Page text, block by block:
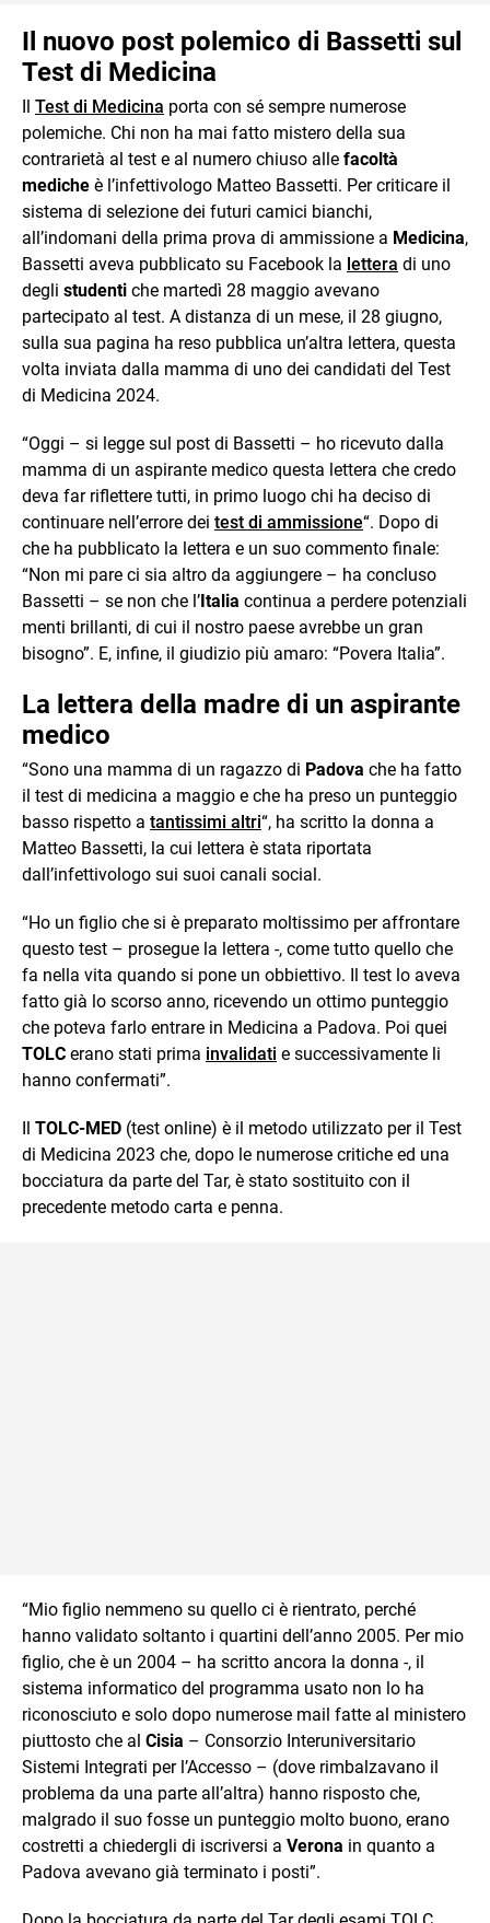
Il nuovo post polemico di Bassetti sul
Test di Medicina
Il Test di Medicina porta con sé sempre numerose
polemiche. Chi non ha mai fatto mistero della sua
contrarietà al test e al numero chiuso alle facoltà
mediche è l’infettivologo Matteo Bassetti. Per criticare il
sistema di selezione dei futuri camici bianchi,
all’indomani della prima prova di ammissione a Medicina,
Bassetti aveva pubblicato su Facebook la lettera di uno
degli studenti che martedì 28 maggio avevano
partecipato al test. A distanza di un mese, il 28 giugno,
sulla sua pagina ha reso pubblica un’altra lettera, questa
volta inviata dalla mamma di uno dei candidati del Test
di Medicina 2024.
“Oggi – si legge sul post di Bassetti – ho ricevuto dalla
mamma di un aspirante medico questa lettera che credo
deva far riflettere tutti, in primo luogo chi ha deciso di
continuare nell’errore dei test di ammissione“. Dopo di
che ha pubblicato la lettera e un suo commento finale:
“Non mi pare ci sia altro da aggiungere – ha concluso
Bassetti – se non che l’Italia continua a perdere potenziali
menti brillanti, di cui il nostro paese avrebbe un gran
bisogno”. E, infine, il giudizio più amaro: “Povera Italia”.
La lettera della madre di un aspirante
medico
“Sono una mamma di un ragazzo di Padova che ha fatto
il test di medicina a maggio e che ha preso un punteggio
basso rispetto a tantissimi altri“, ha scritto la donna a
Matteo Bassetti, la cui lettera è stata riportata
dall’infettivologo sui suoi canali social.
“Ho un figlio che si è preparato moltissimo per affrontare
questo test – prosegue la lettera -, come tutto quello che
fa nella vita quando si pone un obbiettivo. Il test lo aveva
fatto già lo scorso anno, ricevendo un ottimo punteggio
che poteva farlo entrare in Medicina a Padova. Poi quei
TOLC erano stati prima invalidati e successivamente li
hanno confermati”.
Il TOLC-MED (test online) è il metodo utilizzato per il Test
di Medicina 2023 che, dopo le numerose critiche ed una
bocciatura da parte del Tar, è stato sostituito con il
precedente metodo carta e penna.
“Mio figlio nemmeno su quello ci è rientrato, perché
hanno validato soltanto i quartini dell’anno 2005. Per mio
figlio, che è un 2004 – ha scritto ancora la donna -, il
sistema informatico del programma usato non lo ha
riconosciuto e solo dopo numerose mail fatte al ministero
piuttosto che al Cisia – Consorzio Interuniversitario
Sistemi Integrati per l’Accesso – (dove rimbalzavano il
problema da una parte all’altra) hanno risposto che,
malgrado il suo fosse un punteggio molto buono, erano
costretti a chiedergli di iscriversi a Verona in quanto a
Padova avevano già terminato i posti”.